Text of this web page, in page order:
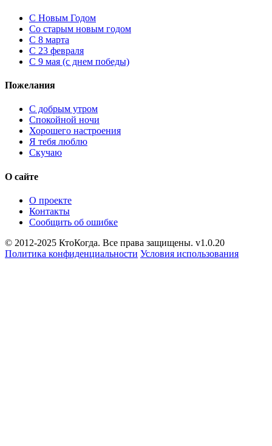
C Новым Годом
Cо старым новым годом
С 8 марта
С 23 февраля
С 9 мая (с днем победы)
Пожелания
С добрым утром
Спокойной ночи
Хорошего настроения
Я тебя люблю
Скучаю
О сайте
О проекте
Контакты
Сообщить об ошибке
© 2012-2025 КтоКогда. Все права защищены. v1.0.20
Политика конфиденциальности Условия использования